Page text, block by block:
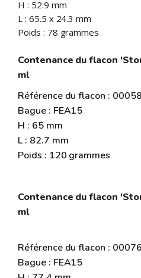
H : 52.9 mm
L : 65.5 x 24.3 mm
Poids : 78 grammes
Contenance du flacon
ml
Référence du flacon :
Bague : FEA15
H : 65 mm
L : 82.7 mm
Poids : 120 grammes
Contenance du flacon
ml
Référence du flacon :
Bague : FEA15